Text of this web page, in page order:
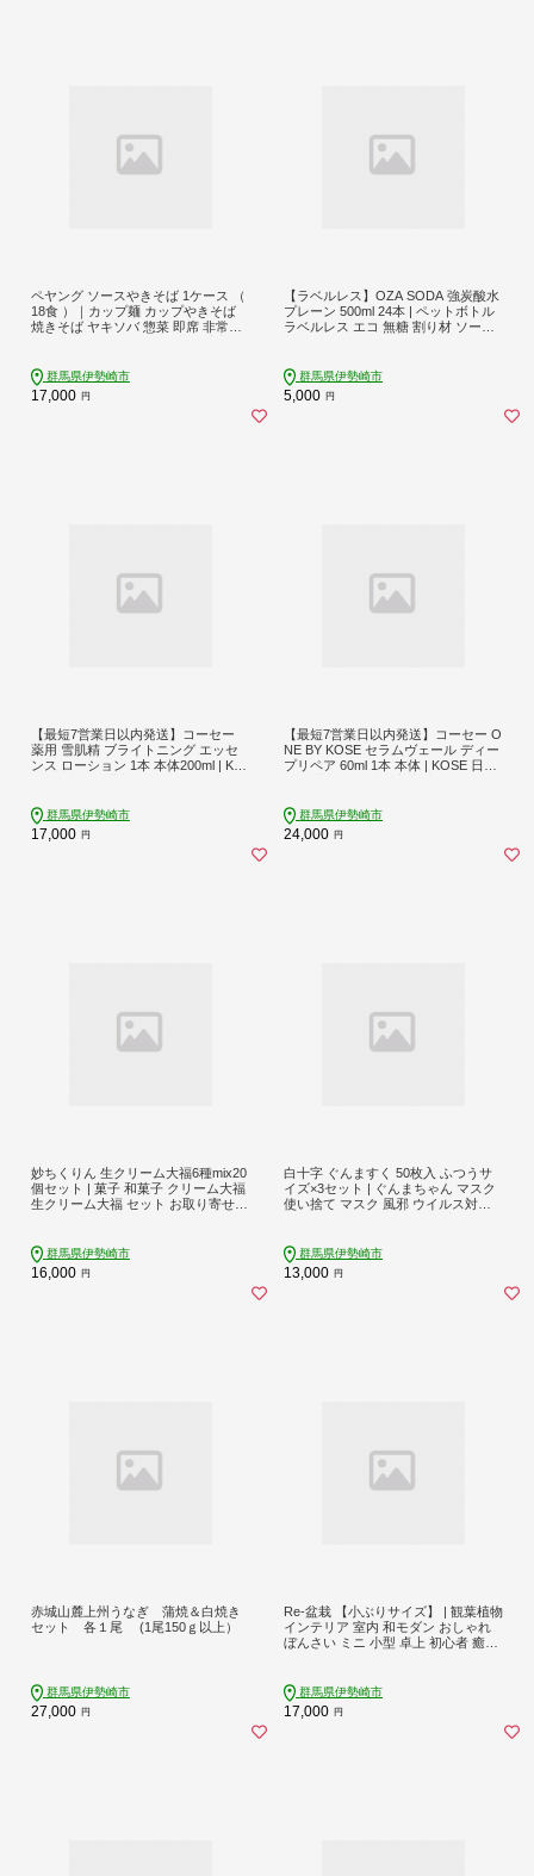
ペヤング ソースやきそば 1ケース （
18食 ）｜カップ麺 カップやきそば
焼きそば ヤキソバ 惣菜 即席 非常食
群馬県伊勢崎市
17,000 円
【ラベルレス】OZA SODA 強炭酸水
プレーン 500ml 24本 | ペットボトル
ラベルレス エコ 無糖 割り材 ソーダ
群馬県伊勢崎市
5,000 円
【最短7営業日以内発送】コーセー
薬用 雪肌精 ブライトニング エッセ
ンス ローション 1本 本体200ml | KO
植物 ハトムギ 保湿 ニキビ 乾燥 くす
み 日焼け 夏肌ケア スキンケア 化粧
水 さっぱり うるおい みずみずしい
群馬県伊勢崎市
17,000 円
【最短7営業日以内発送】コーセー O
NE BY KOSE セラムヴェール ディー
プリペア 60ml 1本 本体 | KOSE 日本
肌あれ くすみ エイジングケア スキ
ンケア 保湿 水分保持 うるおい 伊勢
崎市
群馬県伊勢崎市
24,000 円
妙ちくりん 生クリーム大福6種mix20
個セット | 菓子 和菓子 クリーム大福
生クリーム大福 セット お取り寄せ
甘味 和スイーツ お茶菓子 贈答 お中
元 お歳暮 お祝い 生クリーム大福 コ
ーヒー大福 抹茶大福 ショコラ大福
群馬県伊勢崎市
16,000 円
白十字 ぐんますく 50枚入 ふつうサ
イズ×3セット | ぐんまちゃん マスク
使い捨て マスク 風邪 ウイルス対策
群馬県伊勢崎市
13,000 円
赤城山麓上州うなぎ 蒲焼＆白焼き
セット 各１尾 (1尾150ｇ以上）
群馬県伊勢崎市
27,000 円
Re-盆栽 【小ぶりサイズ】 | 観葉植物
インテリア 室内 和モダン おしゃれ
ぼんさい ミニ 小型 卓上 初心者 癒し
然 一点物 飾り 育てやすい 観賞用 樹
木 日本製 和室 群馬県 伊勢崎市
群馬県伊勢崎市
17,000 円